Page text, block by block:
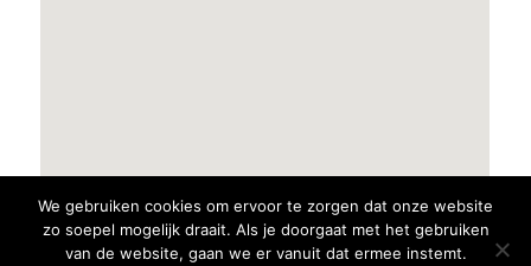
We gebruiken cookies om ervoor te zorgen dat onze website
zo soepel mogelijk draait. Als je doorgaat met het gebruiken
van de website, gaan we er vanuit dat ermee instemt.